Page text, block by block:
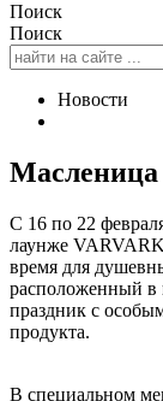
Поиск
Поиск
Новости
С 16 по 22
лаунже
время для
расположенный в
праздник с
продукта.
В специальном